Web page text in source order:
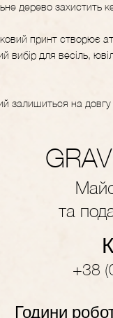
дерево захистить
принт створює
вибір для весіль,
залишиться на довгу
та
+38
Години